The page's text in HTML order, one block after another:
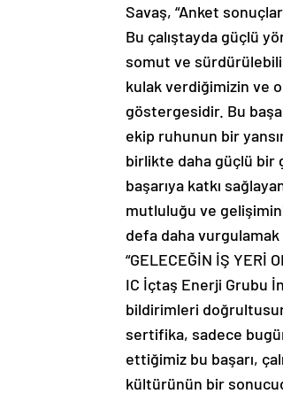
Savaş, “Anket
Bu çalıştayda güçlü
somut ve sürdürülebilir
kulak verdiğimizin ve
göstergesidir. Bu
ekip ruhunun bir
birlikte daha güçlü bir
başarıya katkı
mutluluğu ve
defa daha
“GELECEĞİN İŞ YERİ
IC İçtaş Enerji Grubu
bildirimleri
sertifika, sadece
ettiğimiz bu başarı,
kültürünün bir